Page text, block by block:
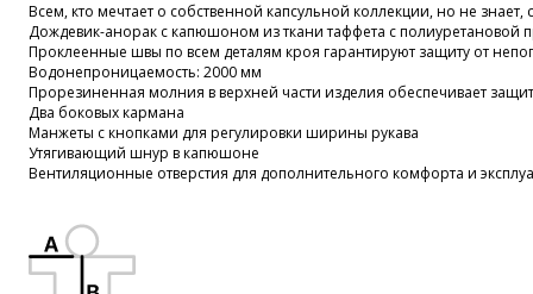
Всем, кто мечтает о собственной капсульной коллекции, но не знает,
Дождевик-анорак с капюшоном из ткани таффета с полиуретановой
Проклеенные швы по всем деталям кроя гарантируют защиту от
Водонепроницаемость: 2000 мм
Прорезиненная молния в верхней части изделия обеспечивает
Два боковых кармана
Манжеты с кнопками для регулировки ширины рукава
Утягивающий шнур в капюшоне
Вентиляционные отверстия для дополнительного комфорта и